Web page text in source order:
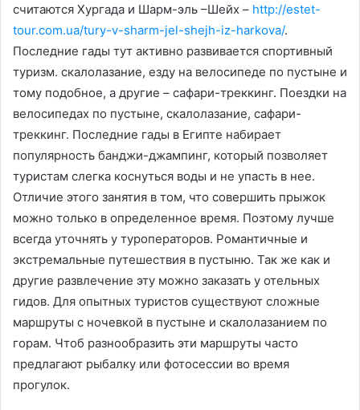
считаются Хургада и Шарм-эль –Шейх – http://estet-
tour.com.ua/tury-v-sharm-jel-shejh-iz-harkova/.
Последние гады тут активно развивается спортивный
туризм. скалолазание, езду на велосипеде по пустыне и
тому подобное, а другие – сафари-треккинг. Поездки на
велосипедах по пустыне, скалолазание, сафари-
треккинг. Последние гады в Египте набирает
популярность банджи-джампинг, который позволяет
туристам слегка коснуться воды и не упасть в нее.
Отличие этого занятия в том, что совершить прыжок
можно только в определенное время. Поэтому лучше
всегда уточнять у туроператоров. Романтичные и
экстремальные путешествия в пустыню. Так же как и
другие развлечение эту можно заказать у отельных
гидов. Для опытных туристов существуют сложные
маршруты с ночевкой в пустыне и скалолазанием по
горам. Чтоб разнообразить эти маршруты часто
предлагают рыбалку или фотосессии во время
прогулок.